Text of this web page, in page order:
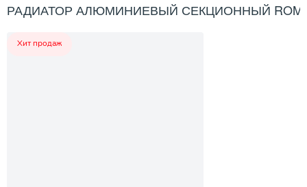
РАДИАТОР АЛЮМИНИЕВЫЙ СЕКЦИОННЫЙ
Хит продаж